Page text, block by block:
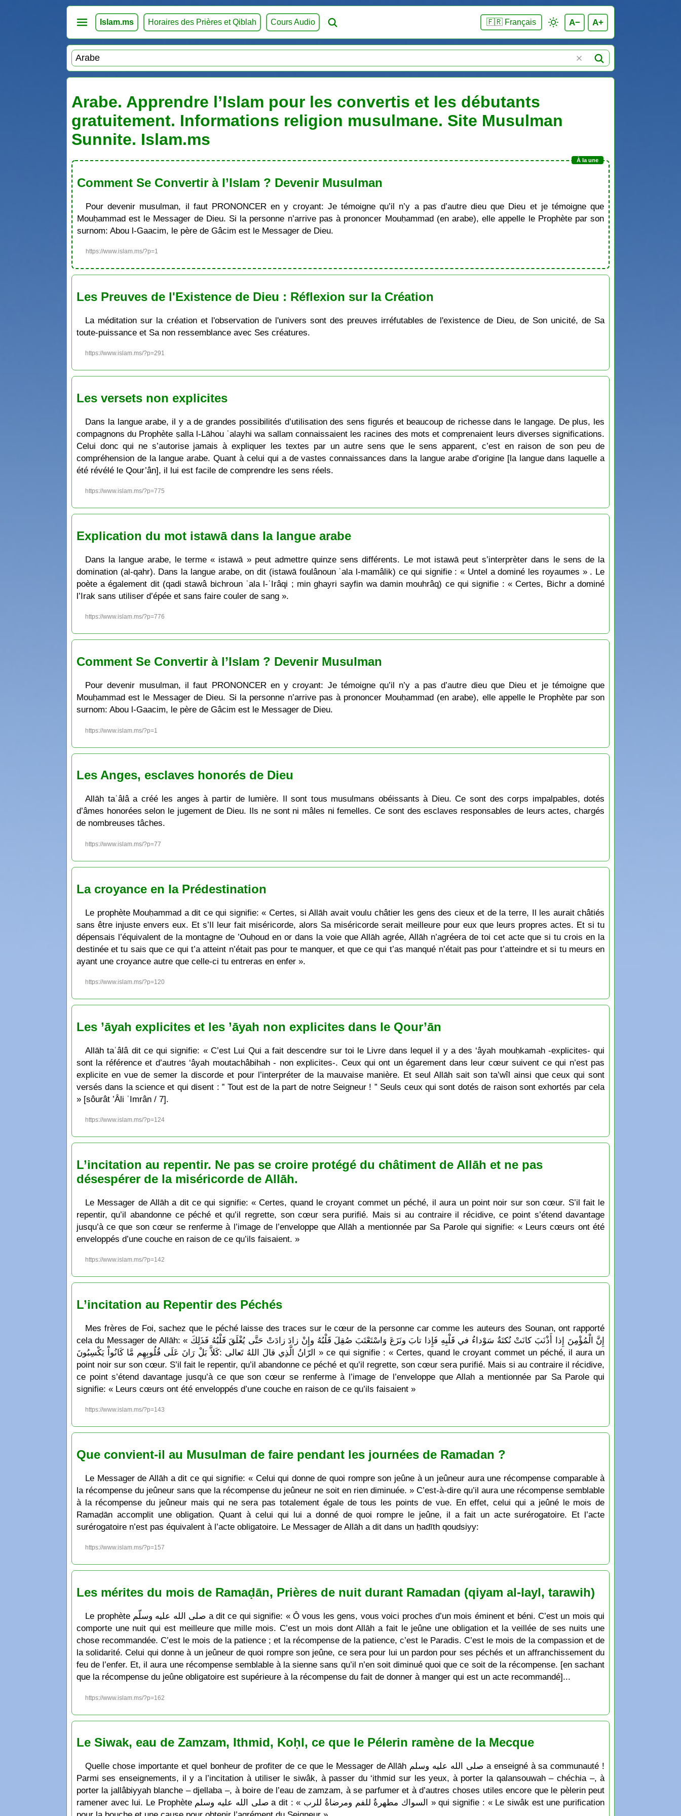
Islam.ms Horaires des Prières et Qiblah Cours Audio 🇫🇷 Français A− A+
Arabe. Apprendre l’Islam pour les convertis et les débutants
gratuitement. Informations religion musulmane. Site Musulman
Sunnite. Islam.ms
Comment Se Convertir à l’Islam ? Devenir Musulman
Pour devenir musulman, il faut PRONONCER en y croyant: Je témoigne qu’il n’y a pas d’autre dieu que Dieu et je témoigne que
Mouḥammad est le Messager de Dieu. Si la personne n’arrive pas à prononcer Mouḥammad (en arabe), elle appelle le Prophète par son
surnom: Abou l-Gaacim, le père de Gâcim est le Messager de Dieu.
https://www.islam.ms/?p=1
Les Preuves de l'Existence de Dieu : Réflexion sur la Création
La méditation sur la création et l'observation de l'univers sont des preuves irréfutables de l'existence de Dieu, de Son unicité, de Sa
toute-puissance et Sa non ressemblance avec Ses créatures.
https://www.islam.ms/?p=291
Les versets non explicites
Dans la langue arabe, il y a de grandes possibilités d’utilisation des sens figurés et beaucoup de richesse dans le langage. De plus, les
compagnons du Prophète ṣalla l-Lāhou ʿalayhi wa sallam connaissaient les racines des mots et comprenaient leurs diverses significations.
Celui donc qui ne s’autorise jamais à expliquer les textes par un autre sens que le sens apparent, c’est en raison de son peu de
compréhension de la langue arabe. Quant à celui qui a de vastes connaissances dans la langue arabe d’origine [la langue dans laquelle a
été révélé le Qour’ân], il lui est facile de comprendre les sens réels.
https://www.islam.ms/?p=775
Explication du mot istawā dans la langue arabe
Dans la langue arabe, le terme « istawā » peut admettre quinze sens différents. Le mot istawā peut s’interprèter dans le sens de la
domination (al-qahr). Dans la langue arabe, on dit (istawā foulânoun ʿala l-mamâlik) ce qui signifie : « Untel a dominé les royaumes » . Le
poète a également dit (qadi stawâ bichroun ʿala l-ʿIrâqi ; min ghayri sayfin wa damin mouhrâq) ce qui signifie : « Certes, Bichr a dominé
l’Irak sans utiliser d’épée et sans faire couler de sang ».
https://www.islam.ms/?p=776
Comment Se Convertir à l’Islam ? Devenir Musulman
Pour devenir musulman, il faut PRONONCER en y croyant: Je témoigne qu’il n’y a pas d’autre dieu que Dieu et je témoigne que
Mouḥammad est le Messager de Dieu. Si la personne n’arrive pas à prononcer Mouḥammad (en arabe), elle appelle le Prophète par son
surnom: Abou l-Gaacim, le père de Gâcim est le Messager de Dieu.
https://www.islam.ms/?p=1
Les Anges, esclaves honorés de Dieu
Allāh taʿâlâ a créé les anges à partir de lumière. Il sont tous musulmans obéissants à Dieu. Ce sont des corps impalpables, dotés
d’âmes honorées selon le jugement de Dieu. Ils ne sont ni mâles ni femelles. Ce sont des esclaves responsables de leurs actes, chargés
de nombreuses tâches.
https://www.islam.ms/?p=77
La croyance en la Prédestination
Le prophète Mouḥammad a dit ce qui signifie: « Certes, si Allāh avait voulu châtier les gens des cieux et de la terre, Il les aurait châtiés
sans être injuste envers eux. Et s’Il leur fait miséricorde, alors Sa miséricorde serait meilleure pour eux que leurs propres actes. Et si tu
dépensais l’équivalent de la montagne de ’Ouḥoud en or dans la voie que Allāh agrée, Allāh n’agréera de toi cet acte que si tu crois en la
destinée et tu sais que ce qui t’a atteint n’était pas pour te manquer, et que ce qui t’as manqué n’était pas pour t’atteindre et si tu meurs en
ayant une croyance autre que celle-ci tu entreras en enfer ».
https://www.islam.ms/?p=120
Les ’āyah explicites et les ’āyah non explicites dans le Qour’ān
Allāh taʿâlâ dit ce qui signifie: « C’est Lui Qui a fait descendre sur toi le Livre dans lequel il y a des ‘âyah mouḥkamah -explicites- qui
sont la référence et d’autres ‘âyah moutachâbihah - non explicites-. Ceux qui ont un égarement dans leur cœur suivent ce qui n’est pas
explicite en vue de semer la discorde et pour l’interpréter de la mauvaise manière. Et seul Allāh sait son ta’wîl ainsi que ceux qui sont
versés dans la science et qui disent : ‟ Tout est de la part de notre Seigneur ! ” Seuls ceux qui sont dotés de raison sont exhortés par cela
» [sôurât ’Âli ʿImrân / 7].
https://www.islam.ms/?p=124
L’incitation au repentir. Ne pas se croire protégé du châtiment de Allāh et ne pas
désespérer de la miséricorde de Allāh.
Le Messager de Allāh a dit ce qui signifie: « Certes, quand le croyant commet un péché, il aura un point noir sur son cœur. S’il fait le
repentir, qu’il abandonne ce péché et qu’il regrette, son cœur sera purifié. Mais si au contraire il récidive, ce point s’étend davantage
jusqu’à ce que son cœur se renferme à l’image de l’enveloppe que Allāh a mentionnée par Sa Parole qui signifie: « Leurs cœurs ont été
enveloppés d’une couche en raison de ce qu’ils faisaient. »
https://www.islam.ms/?p=142
L’incitation au Repentir des Péchés
Mes frères de Foi, sachez que le péché laisse des traces sur le cœur de la personne car comme les auteurs des Sounan, ont rapporté
cela du Messager de Allāh: « إِنَّ الْمُؤْمِنَ إِذا أَذْنَبَ كانَتْ نُكتَةٌ سَوْداءُ في قَلْبِهِ فَإِذا تابَ ونَزَعَ وَاسْتَعْتَبَ صُقِلَ قَلْبُهُ وإِنْ زادَ زادَتْ حَتَّى يُغْلَقَ قَلْبُهُ فَذَلِكَ
الرّانُ الَّذِي قالَ اللهُ تَعالى :كَلاَّ بَلْ رَانَ عَلَى قُلُوبِهِم مَّا كَانُواْ يَكْسِبُونَ » ce qui signifie : « Certes, quand le croyant commet un péché, il aura un
point noir sur son cœur. S’il fait le repentir, qu’il abandonne ce péché et qu’il regrette, son cœur sera purifié. Mais si au contraire il récidive,
ce point s’étend davantage jusqu’à ce que son cœur se renferme à l’image de l’enveloppe que Allah a mentionnée par Sa Parole qui
signifie: « Leurs cœurs ont été enveloppés d’une couche en raison de ce qu’ils faisaient »
https://www.islam.ms/?p=143
Que convient-il au Musulman de faire pendant les journées de Ramadan ?
Le Messager de Allāh a dit ce qui signifie: « Celui qui donne de quoi rompre son jeûne à un jeûneur aura une récompense comparable à
la récompense du jeûneur sans que la récompense du jeûneur ne soit en rien diminuée. » C’est-à-dire qu’il aura une récompense semblable
à la récompense du jeûneur mais qui ne sera pas totalement égale de tous les points de vue. En effet, celui qui a jeûné le mois de
Ramaḍān accomplit une obligation. Quant à celui qui lui a donné de quoi rompre le jeûne, il a fait un acte surérogatoire. Et l’acte
surérogatoire n’est pas équivalent à l’acte obligatoire. Le Messager de Allāh a dit dans un ḥadīth qoudsiyy:
https://www.islam.ms/?p=157
Les mérites du mois de Ramaḍān, Prières de nuit durant Ramadan (qiyam al-layl, tarawih)
Le prophète صلى الله عليه وسلّم a dit ce qui signifie: « Ô vous les gens, vous voici proches d’un mois éminent et béni. C’est un mois qui
comporte une nuit qui est meilleure que mille mois. C’est un mois dont Allāh a fait le jeûne une obligation et la veillée de ses nuits une
chose recommandée. C’est le mois de la patience ; et la récompense de la patience, c’est le Paradis. C’est le mois de la compassion et de
la solidarité. Celui qui donne à un jeûneur de quoi rompre son jeûne, ce sera pour lui un pardon pour ses péchés et un affranchissement du
feu de l’enfer. Et, il aura une récompense semblable à la sienne sans qu’il n’en soit diminué quoi que ce soit de la récompense. [en sachant
que la récompense du jeûne obligatoire est supérieure à la récompense du fait de donner à manger qui est un acte recommandé]...
https://www.islam.ms/?p=162
Le Siwak, eau de Zamzam, Ithmid, Koḥl, ce que le Pélerin ramène de la Mecque
Quelle chose importante et quel bonheur de profiter de ce que le Messager de Allāh صلى الله عليه وسلم a enseigné à sa communauté !
Parmi ses enseignements, il y a l’incitation à utiliser le siwâk, à passer du ‘ithmid sur les yeux, à porter la qalansouwah – chéchia –, à
porter la jallâbiyyah blanche – djellaba –, à boire de l’eau de zamzam, à se parfumer et à d’autres choses utiles encore que le pèlerin peut
ramener avec lui. Le Prophète صلى الله عليه وسلم a dit : « السواك مطهرةٌ للفم ومرضاةٌ للرب » qui signifie : « Le siwâk est une purification